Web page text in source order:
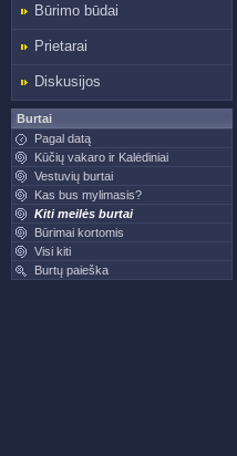
Būrimo būdai
Prietarai
Diskusijos
Burtai
Pagal datą
Kūčių vakaro ir Kalėdiniai
Vestuvių burtai
Kas bus mylimasis?
Kiti meilės burtai
Būrimai kortomis
Visi kiti
Burtų paieška